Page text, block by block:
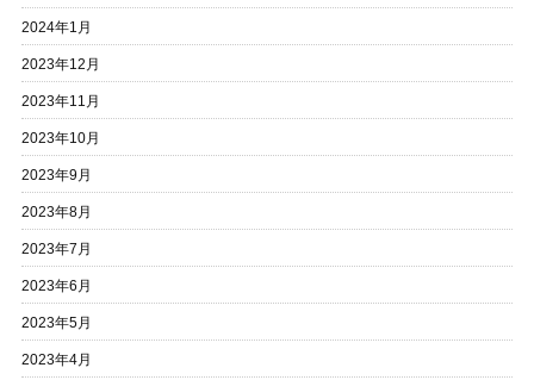
2024年1月
2023年12月
2023年11月
2023年10月
2023年9月
2023年8月
2023年7月
2023年6月
2023年5月
2023年4月